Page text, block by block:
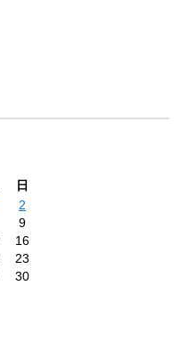
日
2
9
16
23
30